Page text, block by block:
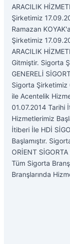
ARACILIK
Şirketimiz
Ramazan
Şirketimiz
ARACILIK
Gitmiştir. Sigorta
GENERELİ
Sigorta Şirketimiz
ile Acentelik
01.07.2014 Tarihi
Hizmetlerimiz
İtiberi İle HDİ
Başlamıştır.
ORİENT
Tüm Sigorta
Branşlarında